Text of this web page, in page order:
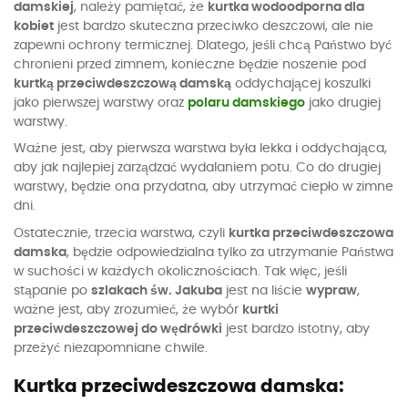
damskiej, należy pamiętać, że kurtka wodoodporna dla
kobiet jest bardzo skuteczna przeciwko deszczowi, ale nie
zapewni ochrony termicznej. Dlatego, jeśli chcą Państwo być
chronieni przed zimnem, konieczne będzie noszenie pod
kurtką przeciwdeszczową damską oddychającej koszulki
jako pierwszej warstwy oraz polaru damskiego jako drugiej
warstwy.
Ważne jest, aby pierwsza warstwa była lekka i oddychająca,
aby jak najlepiej zarządzać wydalaniem potu. Co do drugiej
warstwy, będzie ona przydatna, aby utrzymać ciepło w zimne
dni.
Ostatecznie, trzecia warstwa, czyli kurtka przeciwdeszczowa
damska, będzie odpowiedzialna tylko za utrzymanie Państwa
w suchości w każdych okolicznościach. Tak więc, jeśli
stąpanie po szlakach św. Jakuba jest na liście wypraw,
ważne jest, aby zrozumieć, że wybór kurtki
przeciwdeszczowej do wędrówki jest bardzo istotny, aby
przeżyć niezapomniane chwile.
Kurtka przeciwdeszczowa damska: